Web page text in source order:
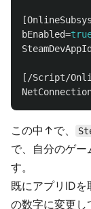
bEnabled=
SteamDevAppId
[/Script/
この中↑で、
で、自分のゲー
す。
既にアプリID
の数字に変更し